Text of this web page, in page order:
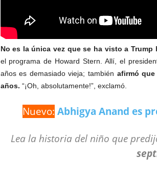
No es la única vez que se ha visto a Trump
el programa de Howard Stern. Allí, el
años es demasiado vieja; también afirmó
años. “¡Oh, absolutamente!”, exclamó.
Nuevo: Abhigya Anand es
Lea la historia del niño que